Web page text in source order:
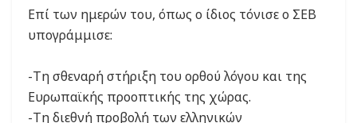
Επί των ημερών του, όπως ο ίδιος τόνισε ο ΣΕΒ
υπογράμμισε:
-Τη σθεναρή στήριξη του ορθού λόγου και της
Ευρωπαϊκής προοπτικής της χώρας.
-Τη διεθνή προβολή των ελληνικών